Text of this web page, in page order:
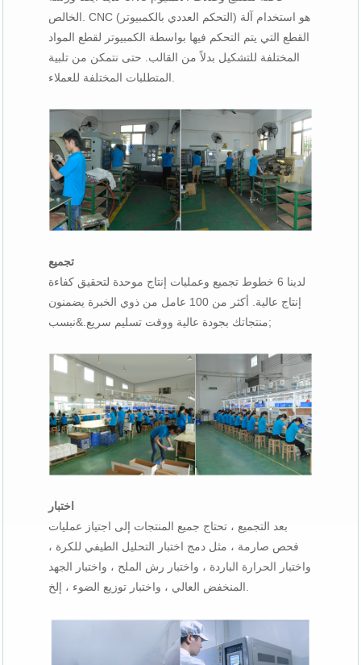
الخالص. CNC (التحكم العددي بالكمبيوتر) هو استخدام آلة
القطع التي يتم التحكم فيها بواسطة الكمبيوتر لقطع المواد
المختلفة للتشكيل بدلاً من القالب. حتى نتمكن من تلبية
المتطلبات المختلفة للعملاء.
تجميع
لدينا 6 خطوط تجميع وعمليات إنتاج موحدة لتحقيق كفاءة
إنتاج عالية. أكثر من 100 عامل من ذوي الخبرة يضمنون
منتجاتك بجودة عالية ووقت تسليم سريع.&نبسب;
اختبار
بعد التجميع ، تحتاج جميع المنتجات إلى اجتياز عمليات
فحص صارمة ، مثل دمج اختبار التحليل الطيفي للكرة ،
واختبار الحرارة الباردة ، واختبار رش الملح ، واختبار الجهد
المنخفض العالي ، واختبار توزيع الضوء ، إلخ.